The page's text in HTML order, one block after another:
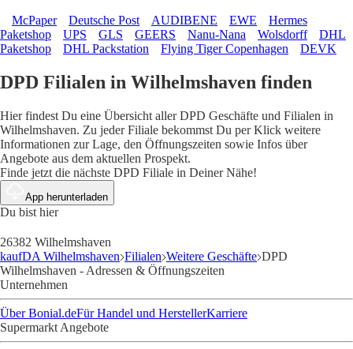
McPaper Deutsche Post AUDIBENE EWE
Hermes
Paketshop
UPS GLS GEERS Nanu-Nana Wolsdorff
DHL
Paketshop
DHL Packstation Flying Tiger Copenhagen DEVK
DPD Filialen in Wilhelmshaven finden
Hier findest Du eine Übersicht aller DPD Geschäfte und Filialen in
Wilhelmshaven. Zu jeder Filiale bekommst Du per Klick weitere
Informationen zur Lage, den Öffnungszeiten sowie Infos über
Angebote aus dem aktuellen Prospekt.
Finde jetzt die nächste DPD Filiale in Deiner Nähe!
App herunterladen
Du bist hier
26382 Wilhelmshaven
kaufDA Wilhelmshaven Filialen Weitere Geschäfte DPD
Wilhelmshaven - Adressen & Öffnungszeiten
Unternehmen
Über Bonial.deFür Handel und HerstellerKarriere
Supermarkt Angebote